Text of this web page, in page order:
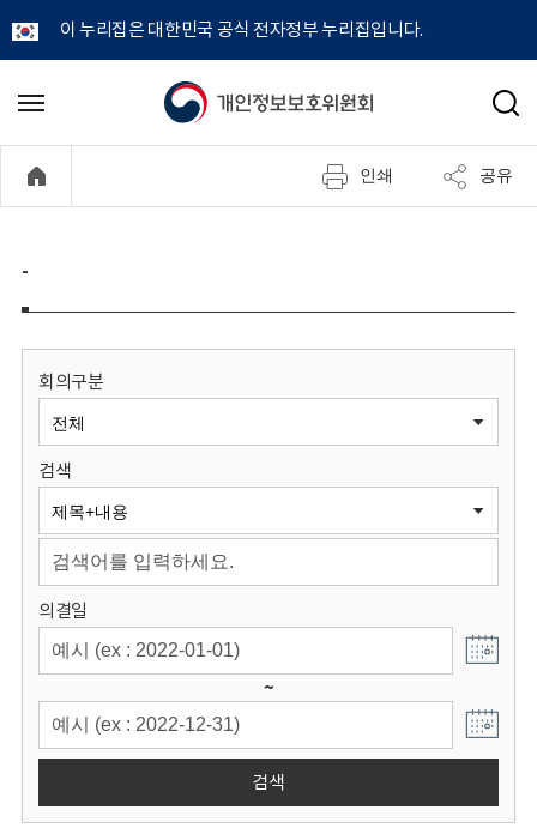
이 누리집은 대한민국 공식 전자정부 누리집입니다.
개
정
보
원
회
메
기
검
인쇄 공유
-
회의구분
검색
의결일
~
검색